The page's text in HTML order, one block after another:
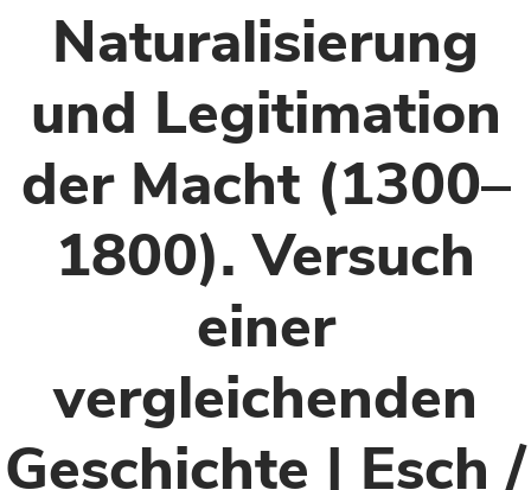
Naturalisierung
und Legitimation
der Macht (1300–
1800). Versuch
einer
vergleichenden
Geschichte | Esch /